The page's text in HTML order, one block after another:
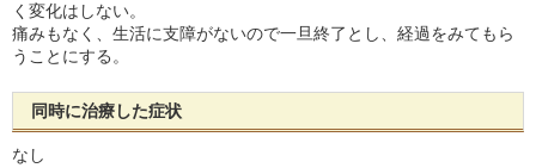
く変化はしない。
痛みもなく、生活に支障がないので一旦終了とし、経過をみてもら
うことにする。
同時に治療した症状
なし